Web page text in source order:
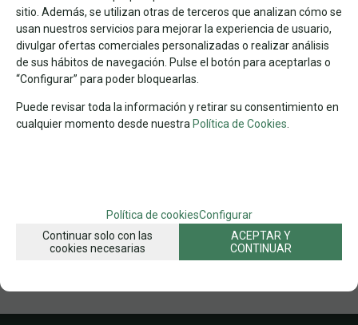
PAISAJES POR Nº DE PIEZAS 1.000 PZAS PAISAJES
PUZZLES
FECHA DE LANZAMIENTO
sitio. Además, se utilizan otras de terceros que analizan cómo se
usan nuestros servicios para mejorar la experiencia de usuario,
divulgar ofertas comerciales personalizadas o realizar análisis
de sus hábitos de navegación. Pulse el botón para aceptarlas o
“Configurar” para poder bloquearlas.
Puede revisar toda la información y retirar su consentimiento en
cualquier momento desde nuestra Política de Cookies
Política de cookiesConfigurar
Continuar solo con las
cookies necesarias
ACEPTAR Y
CONTINUAR